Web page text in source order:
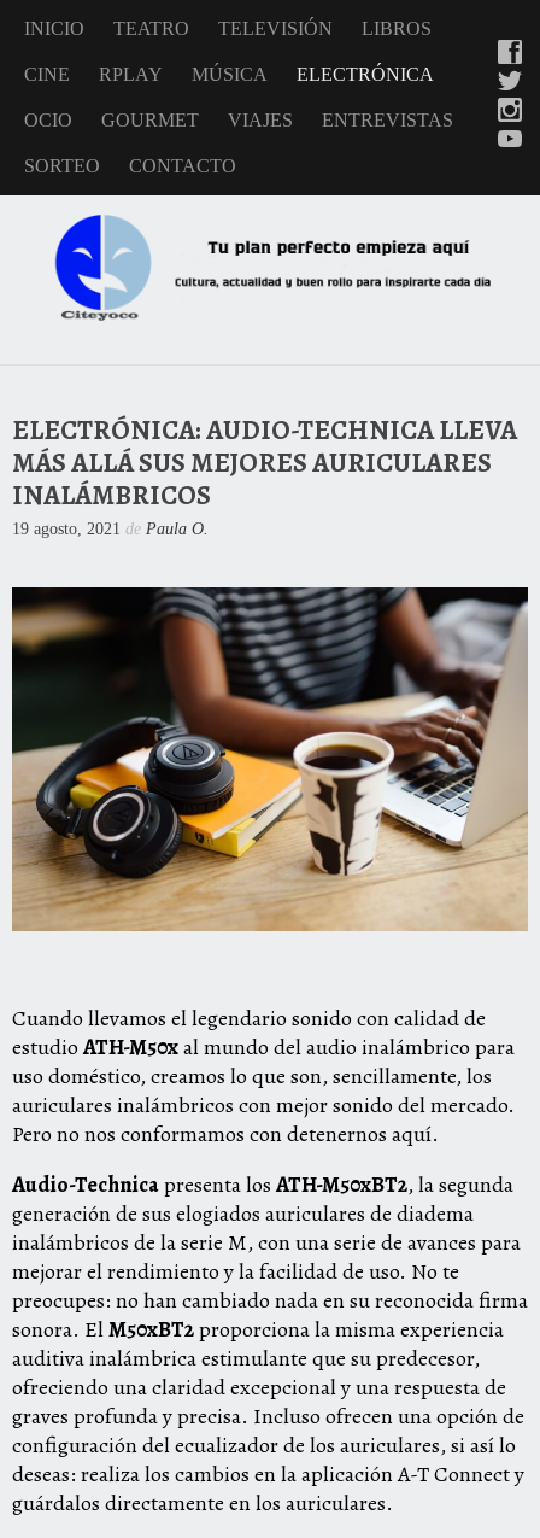
INICIO TEATRO TELEVISIÓN LIBROS
CINE RPLAY MÚSICA ELECTRÓNICA
OCIO GOURMET VIAJES ENTREVISTAS
SORTEO CONTACTO
ELECTRÓNICA: AUDIO-TECHNICA LLEVA
MÁS ALLÁ SUS MEJORES AURICULARES
INALÁMBRICOS
19 agosto, 2021 de Paula O.
Cuando llevamos el legendario sonido con calidad de
estudioATH-M50xal mundo del audio inalámbrico para
uso doméstico, creamos lo que son, sencillamente, los
auriculares inalámbricos con mejor sonido del mercado.
Pero no nos conformamos con detenernos aquí.
Audio-Technicapresenta losATH-M50xBT2, la segunda
generación de sus elogiados auriculares de diadema
inalámbricos de la serie M, con una serie de avances para
mejorar el rendimiento y la facilidad de uso. No te
preocupes: no han cambiado nada en su reconocida firma
sonora. ElM50xBT2proporciona la misma experiencia
auditiva inalámbrica estimulante que su predecesor,
ofreciendo una claridad excepcional y una respuesta de
graves profunda y precisa. Incluso ofrecen una opción de
configuración del ecualizador de los auriculares, si así lo
deseas: realiza los cambios en la aplicación A-T Connect y
guárdalos directamente en los auriculares.